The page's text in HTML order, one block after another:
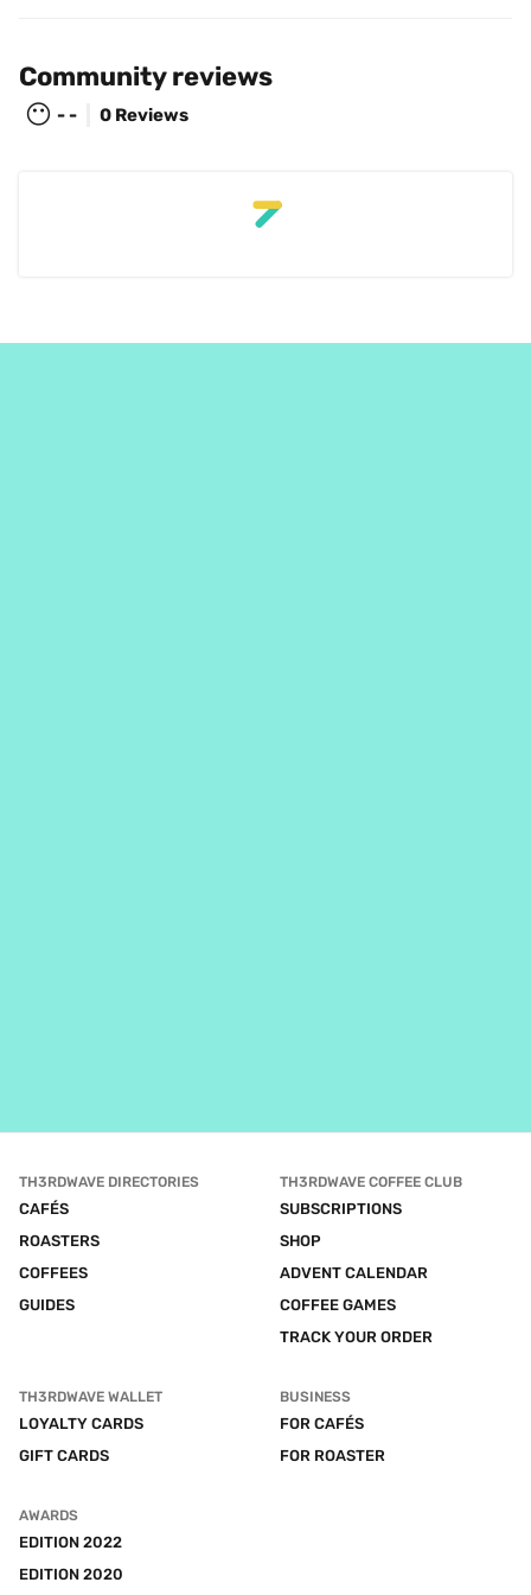
Community reviews
😶 - - 0 Reviews
TH3RDWAVE DIRECTORIES
CAFÉS
ROASTERS
COFFEES
GUIDES
TH3RDWAVE COFFEE CLUB
SUBSCRIPTIONS
SHOP
ADVENT CALENDAR
COFFEE GAMES
TRACK YOUR ORDER
TH3RDWAVE WALLET
LOYALTY CARDS
GIFT CARDS
BUSINESS
FOR CAFÉS
FOR ROASTER
AWARDS
EDITION 2022
EDITION 2020